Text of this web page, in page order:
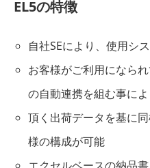
EL5の特徴
自社SEにより、使用シ
お客様がご利用になら
の自動連携を組む事に
頂く出荷データを基に
様の構成が可能